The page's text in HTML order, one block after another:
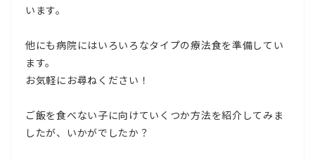
います。
他にも病院にはいろいろなタイプの療法食を準備してい
ます。
お気軽にお尋ねください！
ご飯を食べない子に向けていくつか方法を紹介してみま
したが、いかがでしたか？